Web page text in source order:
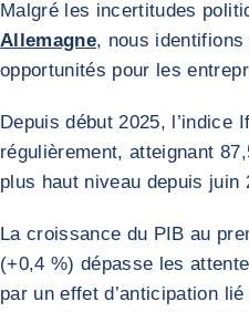
Malgré les incertitudes
Allemagne, nous identifions
opportunités pour les
Depuis début 2025, l’indice
régulièrement, atteignant
plus haut niveau depuis juin
La croissance du PIB au
(+0,4 %) dépasse les
par un effet d’anticipation